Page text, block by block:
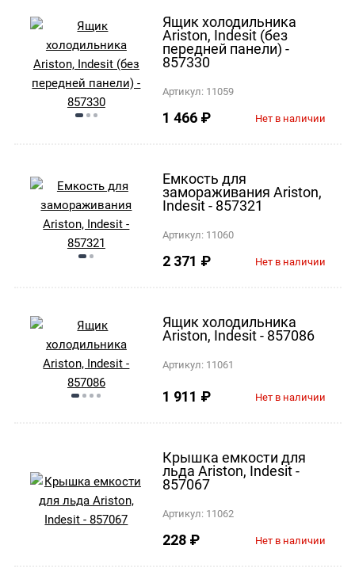
Ящик холодильника
Ariston, Indesit (без
передней панели) -
857330
Артикул: 11059
1 466 ₽ Нет в наличии
Емкость для
замораживания Ariston,
Indesit - 857321
Артикул: 11060
2 371 ₽ Нет в наличии
Ящик холодильника
Ariston, Indesit - 857086
Артикул: 11061
1 911 ₽ Нет в наличии
Крышка емкости для
льда Ariston, Indesit -
857067
Артикул: 11062
228 ₽ Нет в наличии